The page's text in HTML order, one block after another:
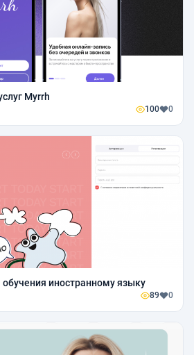
Myrrh
100 0
иностранному языку
89 0